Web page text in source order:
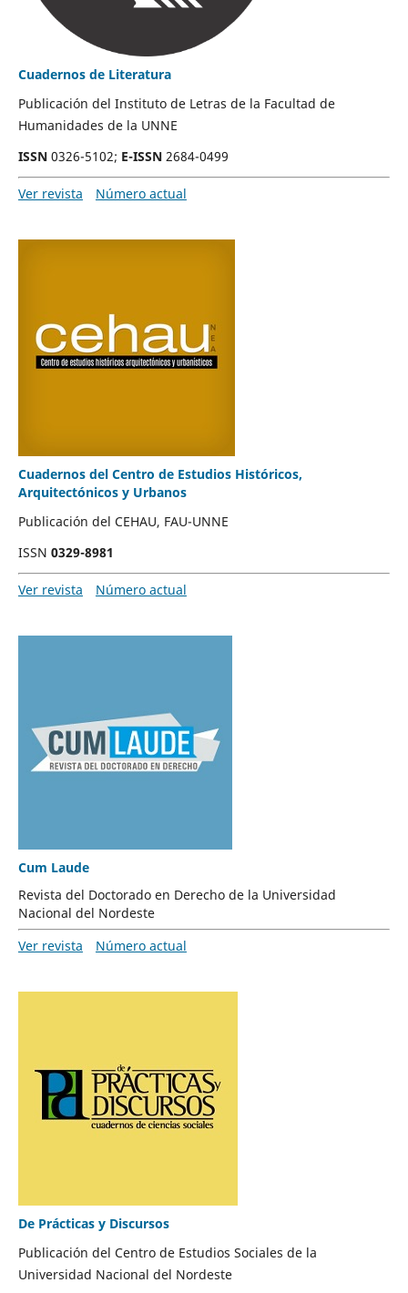
Cuadernos de Literatura
Publicación del Instituto de Letras de la Facultad de
Humanidades de la UNNE
ISSN0326-5102; E-ISSN2684-0499
Ver revista Número actual
Cuadernos del Centro de Estudios Históricos,
Arquitectónicos y Urbanos
Publicación del CEHAU, FAU-UNNE
ISSN 0329-8981
Ver revista Número actual
Cum Laude
Revista del Doctorado en Derecho de la Universidad
Nacional del Nordeste
Ver revista
Número actual
De Prácticas y Discursos
Publicación del Centro de Estudios Sociales de la
Universidad Nacional del Nordeste